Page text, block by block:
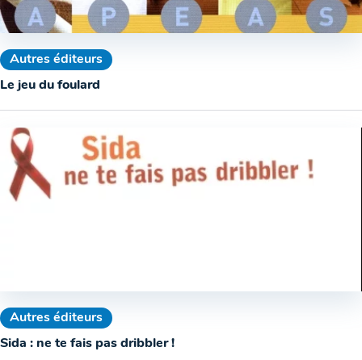
Autres éditeurs
Le jeu du foulard
Autres éditeurs
Sida : ne te fais pas dribbler !